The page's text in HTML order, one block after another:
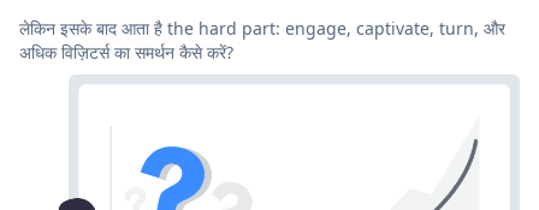
लेकिन इसके बाद आता है the hard part: engage, captivate, turn, और
अधिक विज़िटर्स का समर्थन कैसे करें?